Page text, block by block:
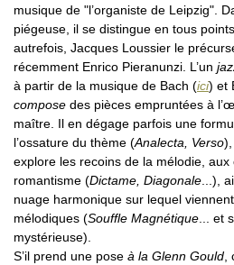
musique de "l’organiste de Leipzig".
piégeuse, il se distingue en tous
autrefois, Jacques Loussier le
récemment Enrico Pieranunzi. L’un
à partir de la musique de Bach (ici) et
compose des pièces empruntées à
maître. Il en dégage parfois une
l’ossature du thème (Analecta, Verso),
explore les recoins de la mélodie, aux
romantisme (Dictame, Diagonale...),
nuage harmonique sur lequel
mélodiques (Souffle Magnétique... et
mystérieuse).
S’il prend une pose à la Glenn Gould,